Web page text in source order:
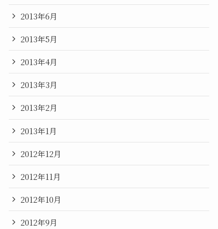
2013年6月
2013年5月
2013年4月
2013年3月
2013年2月
2013年1月
2012年12月
2012年11月
2012年10月
2012年9月